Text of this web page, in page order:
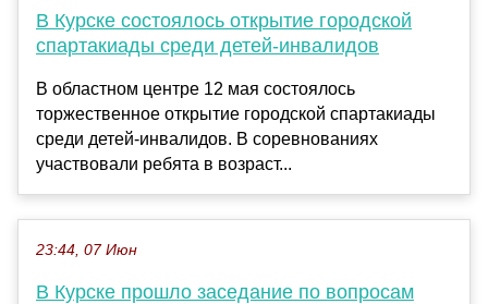
В Курске состоялось открытие городской
спартакиады среди детей-инвалидов
В областном центре 12 мая состоялось
торжественное открытие городской спартакиады
среди детей-инвалидов. В соревнованиях
участвовали ребята в возраст...
23:44, 07 Июн
В Курске прошло заседание по вопросам